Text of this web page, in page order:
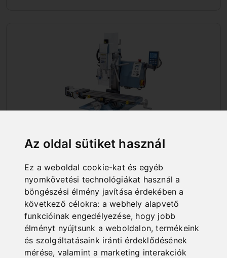
Az oldal sütiket használ
Ez a weboldal cookie-kat és egyéb
nyomkövetési technológiákat használ a
böngészési élmény javítása érdekében a
következő célokra: a webhely alapvető
funkcióinak engedélyezése, hogy jobb
élményt nyújtsunk a weboldalon,termékeink
és szolgáltatásaink iránti érdeklődésének
mérése, valamint a marketing interakciók
FÚRÓ- ÉS MARÓGÉPEK